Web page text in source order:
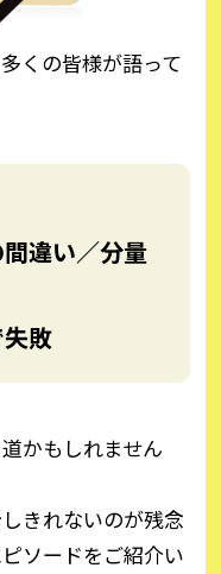
くの皆様が語って
違い／分量
敗
かもしれません
きれないのが残念
ソードをご紹介い